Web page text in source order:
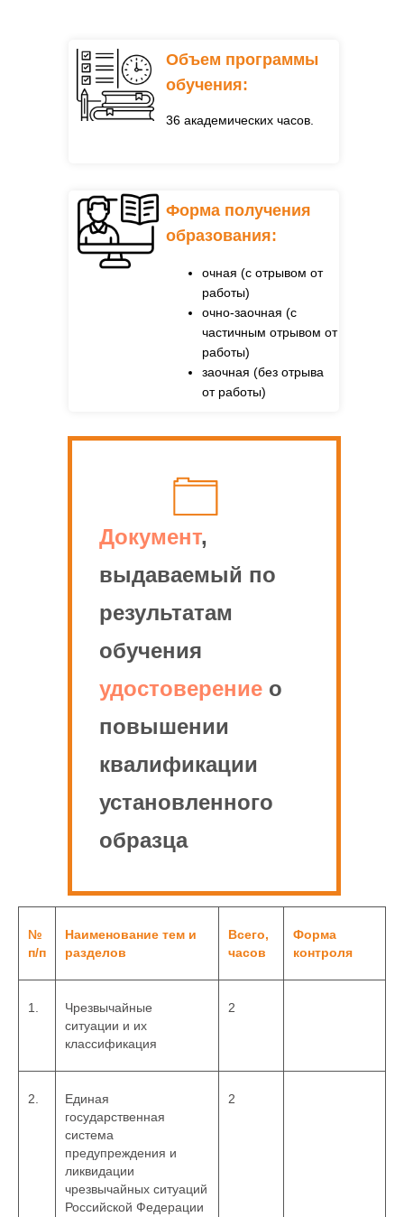
36 академических часов.
Объем программы
обучения:
очная (с отрывом от
работы)
очно-заочная (с
частичным отрывом от
работы)
заочная (без отрыва
от работы)
Форма получения
образования:
Документ,
выдаваемый по
результатам
обучения
удостоверение о
повышении
квалификации
установленного
образца
№
п/п
Наименование тем и
разделов
Всего,
часов
Форма
контроля
1.
Чрезвычайные
ситуации и их
классификация
2
2.
Единая
государственная
система
предупреждения и
ликвидации
чрезвычайных ситуаций
Российской Федерации
2